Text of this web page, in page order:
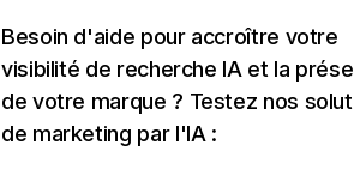
Besoin d'aide pour accroître votre
visibilité de recherche IA et la
de votre marque ? Testez nos
de marketing par l'IA :